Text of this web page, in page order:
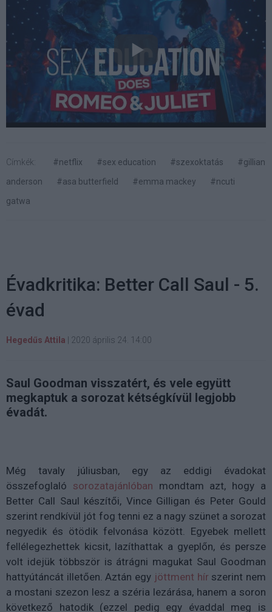
Címkék: #netflix #sex education #szexoktatás
#gillian
anderson
#asa butterfield #emma mackey
#ncuti
gatwa
Évadkritika: Better Call Saul - 5.
évad
Hegedűs Attila 2020 április 24. 14:00
Saul Goodman visszatért, és vele együtt
megkaptuk a sorozat kétségkívül legjobb
évadát.
Még tavaly júliusban, egy az eddigi évadokat
összefoglaló sorozatajánlóban mondtam azt, hogy a
Better Call Saul készítői, Vince Gilligan és Peter Gould
szerint rendkívül jót fog tenni ez a nagy szünet a sorozat
negyedik és ötödik felvonása között. Egyebek mellett
fellélegezhettek kicsit, lazíthattak a gyeplőn, és persze
volt idejük többször is átrágni magukat Saul Goodman
hattyútáncát illetően. Aztán egy jöttment hír szerint nem
a mostani szezon lesz a széria lezárása, hanem a soron
következő hatodik (ezzel pedig egy évaddal meg is